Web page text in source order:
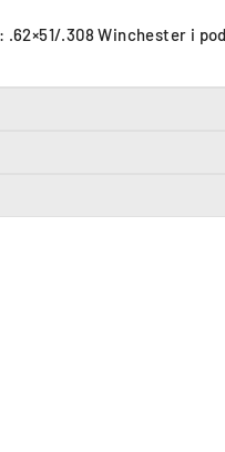
.308 Winchester i